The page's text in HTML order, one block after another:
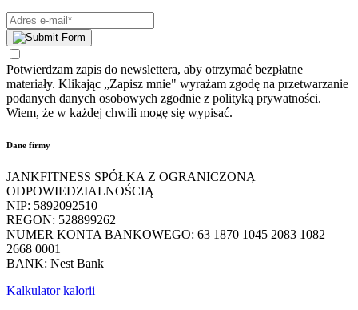
Potwierdzam zapis do newslettera, aby otrzymać bezpłatne
materiały. Klikając „Zapisz mnie" wyrażam zgodę na przetwarzanie
podanych danych osobowych zgodnie z polityką prywatności.
Wiem, że w każdej chwili mogę się wypisać.
Dane firmy
JANKFITNESS SPÓŁKA Z OGRANICZONĄ
ODPOWIEDZIALNOŚCIĄ
NIP: 5892092510
REGON: 528899262
NUMER KONTA BANKOWEGO: 63 1870 1045 2083 1082
2668 0001
BANK: Nest Bank
Kalkulator kalorii